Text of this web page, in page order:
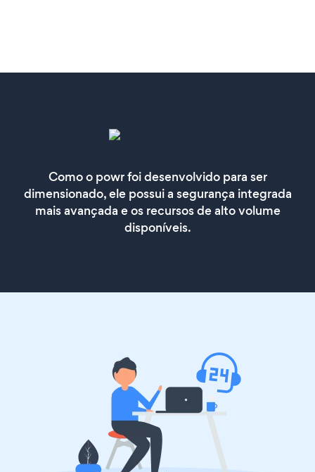
Como o powr foi desenvolvido para ser
dimensionado, ele possui a segurança integrada
mais avançada e os recursos de alto volume
disponíveis.